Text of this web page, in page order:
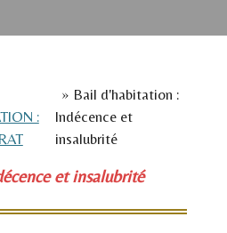
:
» Bail d'habitation :
Indécence et
insalubrité
et insalubrité